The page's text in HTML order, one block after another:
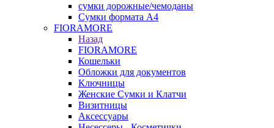
сумки дорожные/чемоданы
Сумки формата А4
FIORAMORE
Назад
FIORAMORE
Кошельки
Обложки для документов
Ключницы
Женские Сумки и Клатчи
Визитницы
Аксессуары